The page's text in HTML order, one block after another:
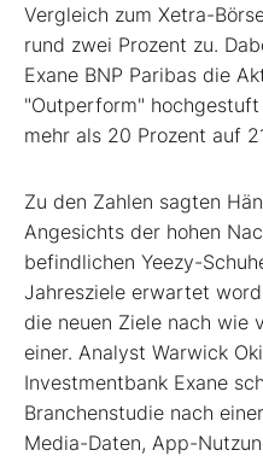
Vergleich zum Xetra-
rund zwei Prozent zu.
Exane BNP Paribas die
"Outperform"
mehr als 20 Prozent auf
Zu den Zahlen sagten
Angesichts der hohen
befindlichen Yeezy-
Jahresziele erwartet
die neuen Ziele nach wie
einer. Analyst Warwick
Investmentbank Exane
Branchenstudie nach
Media-Daten, App-